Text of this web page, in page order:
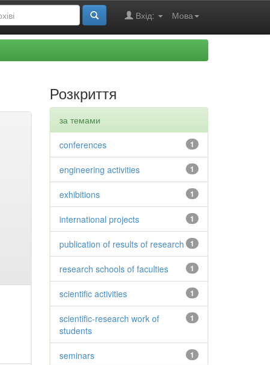
Мова
Вхід:
Розкриття
за темами
1
conferences
1
engineering activities
1
exhibitions
1
international projects
1
publication of results of research
1
research schools of faculties
1
scientific activities
1
scientific-research work of
students
1
seminars